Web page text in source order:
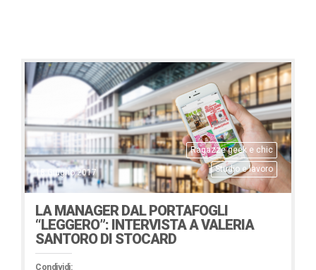
Ragazze geek e chic
Studio e lavoro
18 Giugno 2017
LA MANAGER DAL PORTAFOGLI
“LEGGERO”: INTERVISTA A VALERIA
SANTORO DI STOCARD
Condividi: